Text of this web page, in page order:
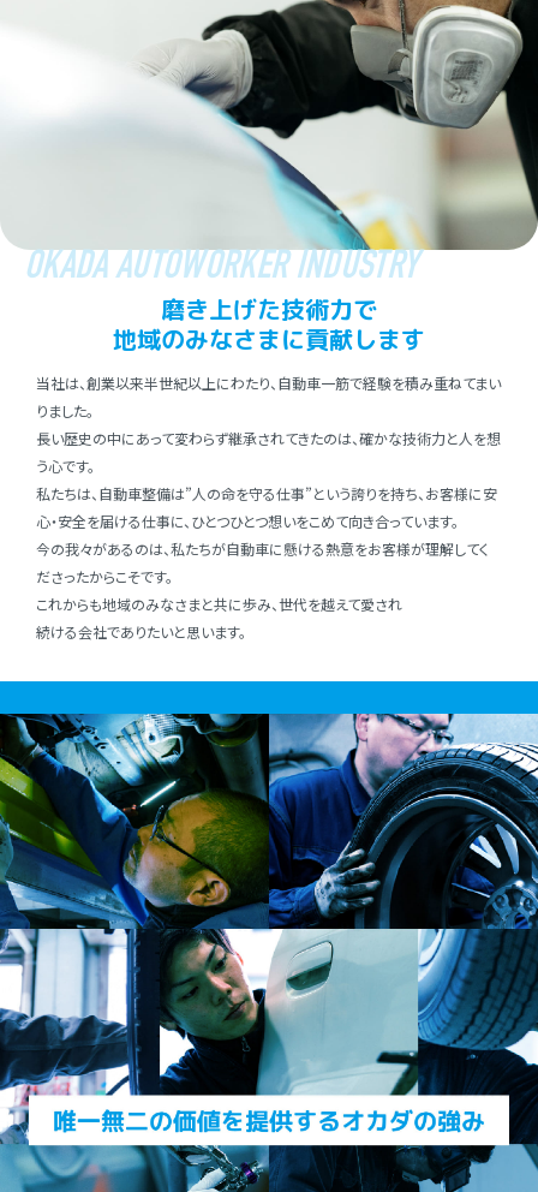
OKADA AUTOWORKER INDUSTRY
磨き上げた技術⼒で
地域のみなさまに貢献します
当社は、創業以来半世紀以上にわたり、⾃動⾞⼀筋で経験を積み重ねてまい
りました。
⻑い歴史の中にあって変わらず継承されてきたのは、確かな技術⼒と⼈を想
う⼼です。
私たちは、⾃動⾞整備は”⼈の命を守る仕事”という誇りを持ち、お客様に安
⼼・安全を届ける仕事に、ひとつひとつ想いをこめて向き合っています。
今の我々があるのは、私たちが⾃動⾞に懸ける熱意をお客様が理解してく
ださったからこそです。
これからも地域のみなさまと共に歩み、世代を越えて愛され
続ける会社でありたいと思います。